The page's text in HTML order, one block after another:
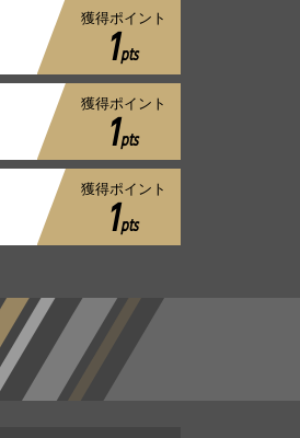
獲得ポイント
1pts
獲得ポイント
1pts
獲得ポイント
1pts